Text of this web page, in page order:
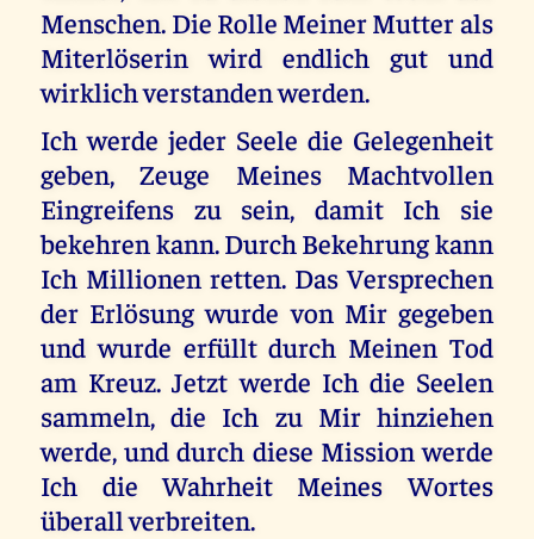
Menschen. Die Rolle Meiner Mutter als
Miterlöserin wird endlich gut und
wirklich verstanden werden.
Ich werde jeder Seele die Gelegenheit
geben, Zeuge Meines Machtvollen
Eingreifens zu sein, damit Ich sie
bekehren kann. Durch Bekehrung kann
Ich Millionen retten. Das Versprechen
der Erlösung wurde von Mir gegeben
und wurde erfüllt durch Meinen Tod
am Kreuz. Jetzt werde Ich die Seelen
sammeln, die Ich zu Mir hinziehen
werde, und durch diese Mission werde
Ich die Wahrheit Meines Wortes
überall verbreiten.